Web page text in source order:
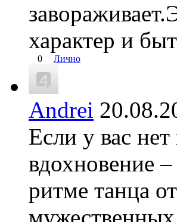
характер и
0 Лично
Andrei
Если у вас
вдохновение
ритме танца